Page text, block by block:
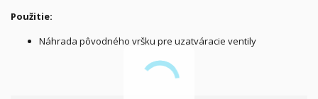
Použitie:
Náhrada pôvodného vršku pre uzatváracie ventily